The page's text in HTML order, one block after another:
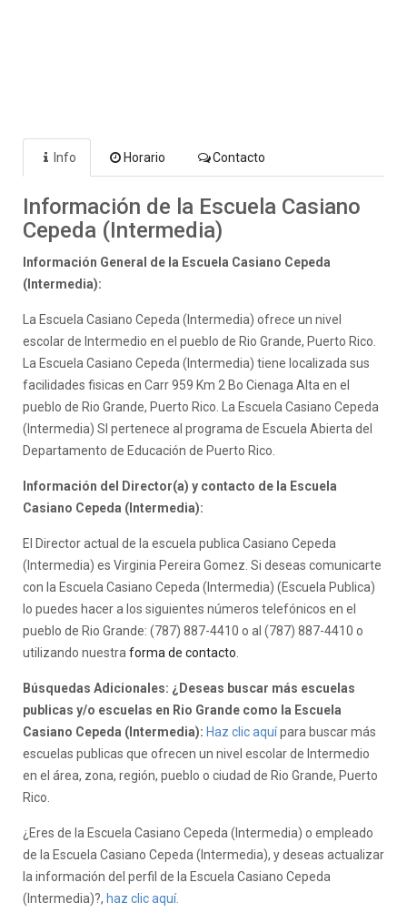
Info Horario Contacto
Información de la Escuela Casiano
Cepeda (Intermedia)
Información General de la Escuela Casiano Cepeda
(Intermedia):
La Escuela Casiano Cepeda (Intermedia) ofrece un nivel
escolar de Intermedio en el pueblo de Rio Grande, Puerto Rico.
La Escuela Casiano Cepeda (Intermedia) tiene localizada sus
facilidades fisicas en Carr 959 Km 2 Bo Cienaga Alta en el
pueblo de Rio Grande, Puerto Rico. La Escuela Casiano Cepeda
(Intermedia) SI pertenece al programa de Escuela Abierta del
Departamento de Educación de Puerto Rico.
Información del Director(a) y contacto de la Escuela
Casiano Cepeda (Intermedia):
El Director actual de la escuela publica Casiano Cepeda
(Intermedia) es Virginia Pereira Gomez. Si deseas comunicarte
con la Escuela Casiano Cepeda (Intermedia) (Escuela Publica)
lo puedes hacer a los siguientes números telefónicos en el
pueblo de Rio Grande: (787) 887-4410 o al (787) 887-4410 o
utilizando nuestra forma de contacto
Búsquedas Adicionales: ¿Deseas buscar más escuelas
publicas y/o escuelas en Rio Grande como la Escuela
Casiano Cepeda (Intermedia): Haz clic aquípara buscar más
escuelas publicas que ofrecen un nivel escolar de Intermedio
en el área, zona, región, pueblo o ciudad de Rio Grande, Puerto
Rico.
¿Eres de la Escuela Casiano Cepeda (Intermedia) o empleado
de la Escuela Casiano Cepeda (Intermedia), y deseas actualizar
la información del perfil de la Escuela Casiano Cepeda
(Intermedia)?, haz clic aquí.